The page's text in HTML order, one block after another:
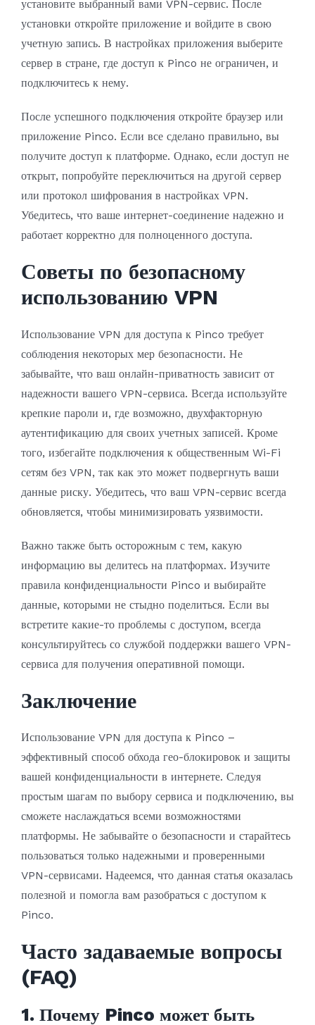
установите выбранный вами VPN-сервис. После
установки откройте приложение и войдите в свою
учетную запись. В настройках приложения выберите
сервер в стране, где доступ к Pinco не ограничен, и
подключитесь к нему.
После успешного подключения откройте браузер или
приложение Pinco. Если все сделано правильно, вы
получите доступ к платформе. Однако, если доступ не
открыт, попробуйте переключиться на другой сервер
или протокол шифрования в настройках VPN.
Убедитесь, что ваше интернет-соединение надежно и
работает корректно для полноценного доступа.
Советы по безопасному
использованию VPN
Использование VPN для доступа к Pinco требует
соблюдения некоторых мер безопасности. Не
забывайте, что ваш онлайн-приватность зависит от
надежности вашего VPN-сервиса. Всегда используйте
крепкие пароли и, где возможно, двухфакторную
аутентификацию для своих учетных записей. Кроме
того, избегайте подключения к общественным Wi-Fi
сетям без VPN, так как это может подвергнуть ваши
данные риску. Убедитесь, что ваш VPN-сервис всегда
обновляется, чтобы минимизировать уязвимости.
Важно также быть осторожным с тем, какую
информацию вы делитесь на платформах. Изучите
правила конфиденциальности Pinco и выбирайте
данные, которыми не стыдно поделиться. Если вы
встретите какие-то проблемы с доступом, всегда
консультируйтесь со службой поддержки вашего VPN-
сервиса для получения оперативной помощи.
Заключение
Использование VPN для доступа к Pinco –
эффективный способ обхода гео-блокировок и защиты
вашей конфиденциальности в интернете. Следуя
простым шагам по выбору сервиса и подключению, вы
сможете наслаждаться всеми возможностями
платформы. Не забывайте о безопасности и старайтесь
пользоваться только надежными и проверенными
VPN-сервисами. Надеемся, что данная статья оказалась
полезной и помогла вам разобраться с доступом к
Pinco.
Часто задаваемые вопросы
(FAQ)
1. Почему Pinco может быть